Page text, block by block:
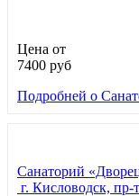
Цена от
7400 руб
Подробней о
Санаторий
г. Кисловодск,